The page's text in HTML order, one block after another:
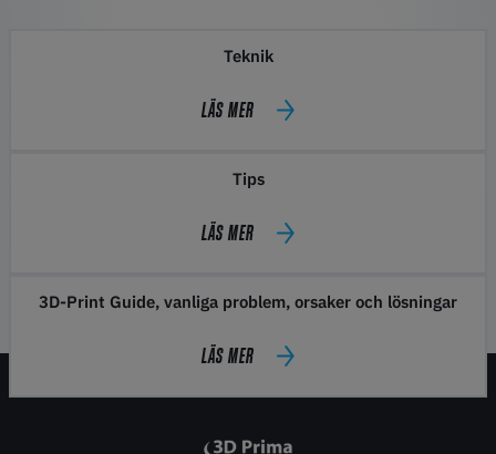
Teknik
LÄS MER
Tips
LÄS MER
3D-Print Guide, vanliga problem, orsaker och lösningar
LÄS MER